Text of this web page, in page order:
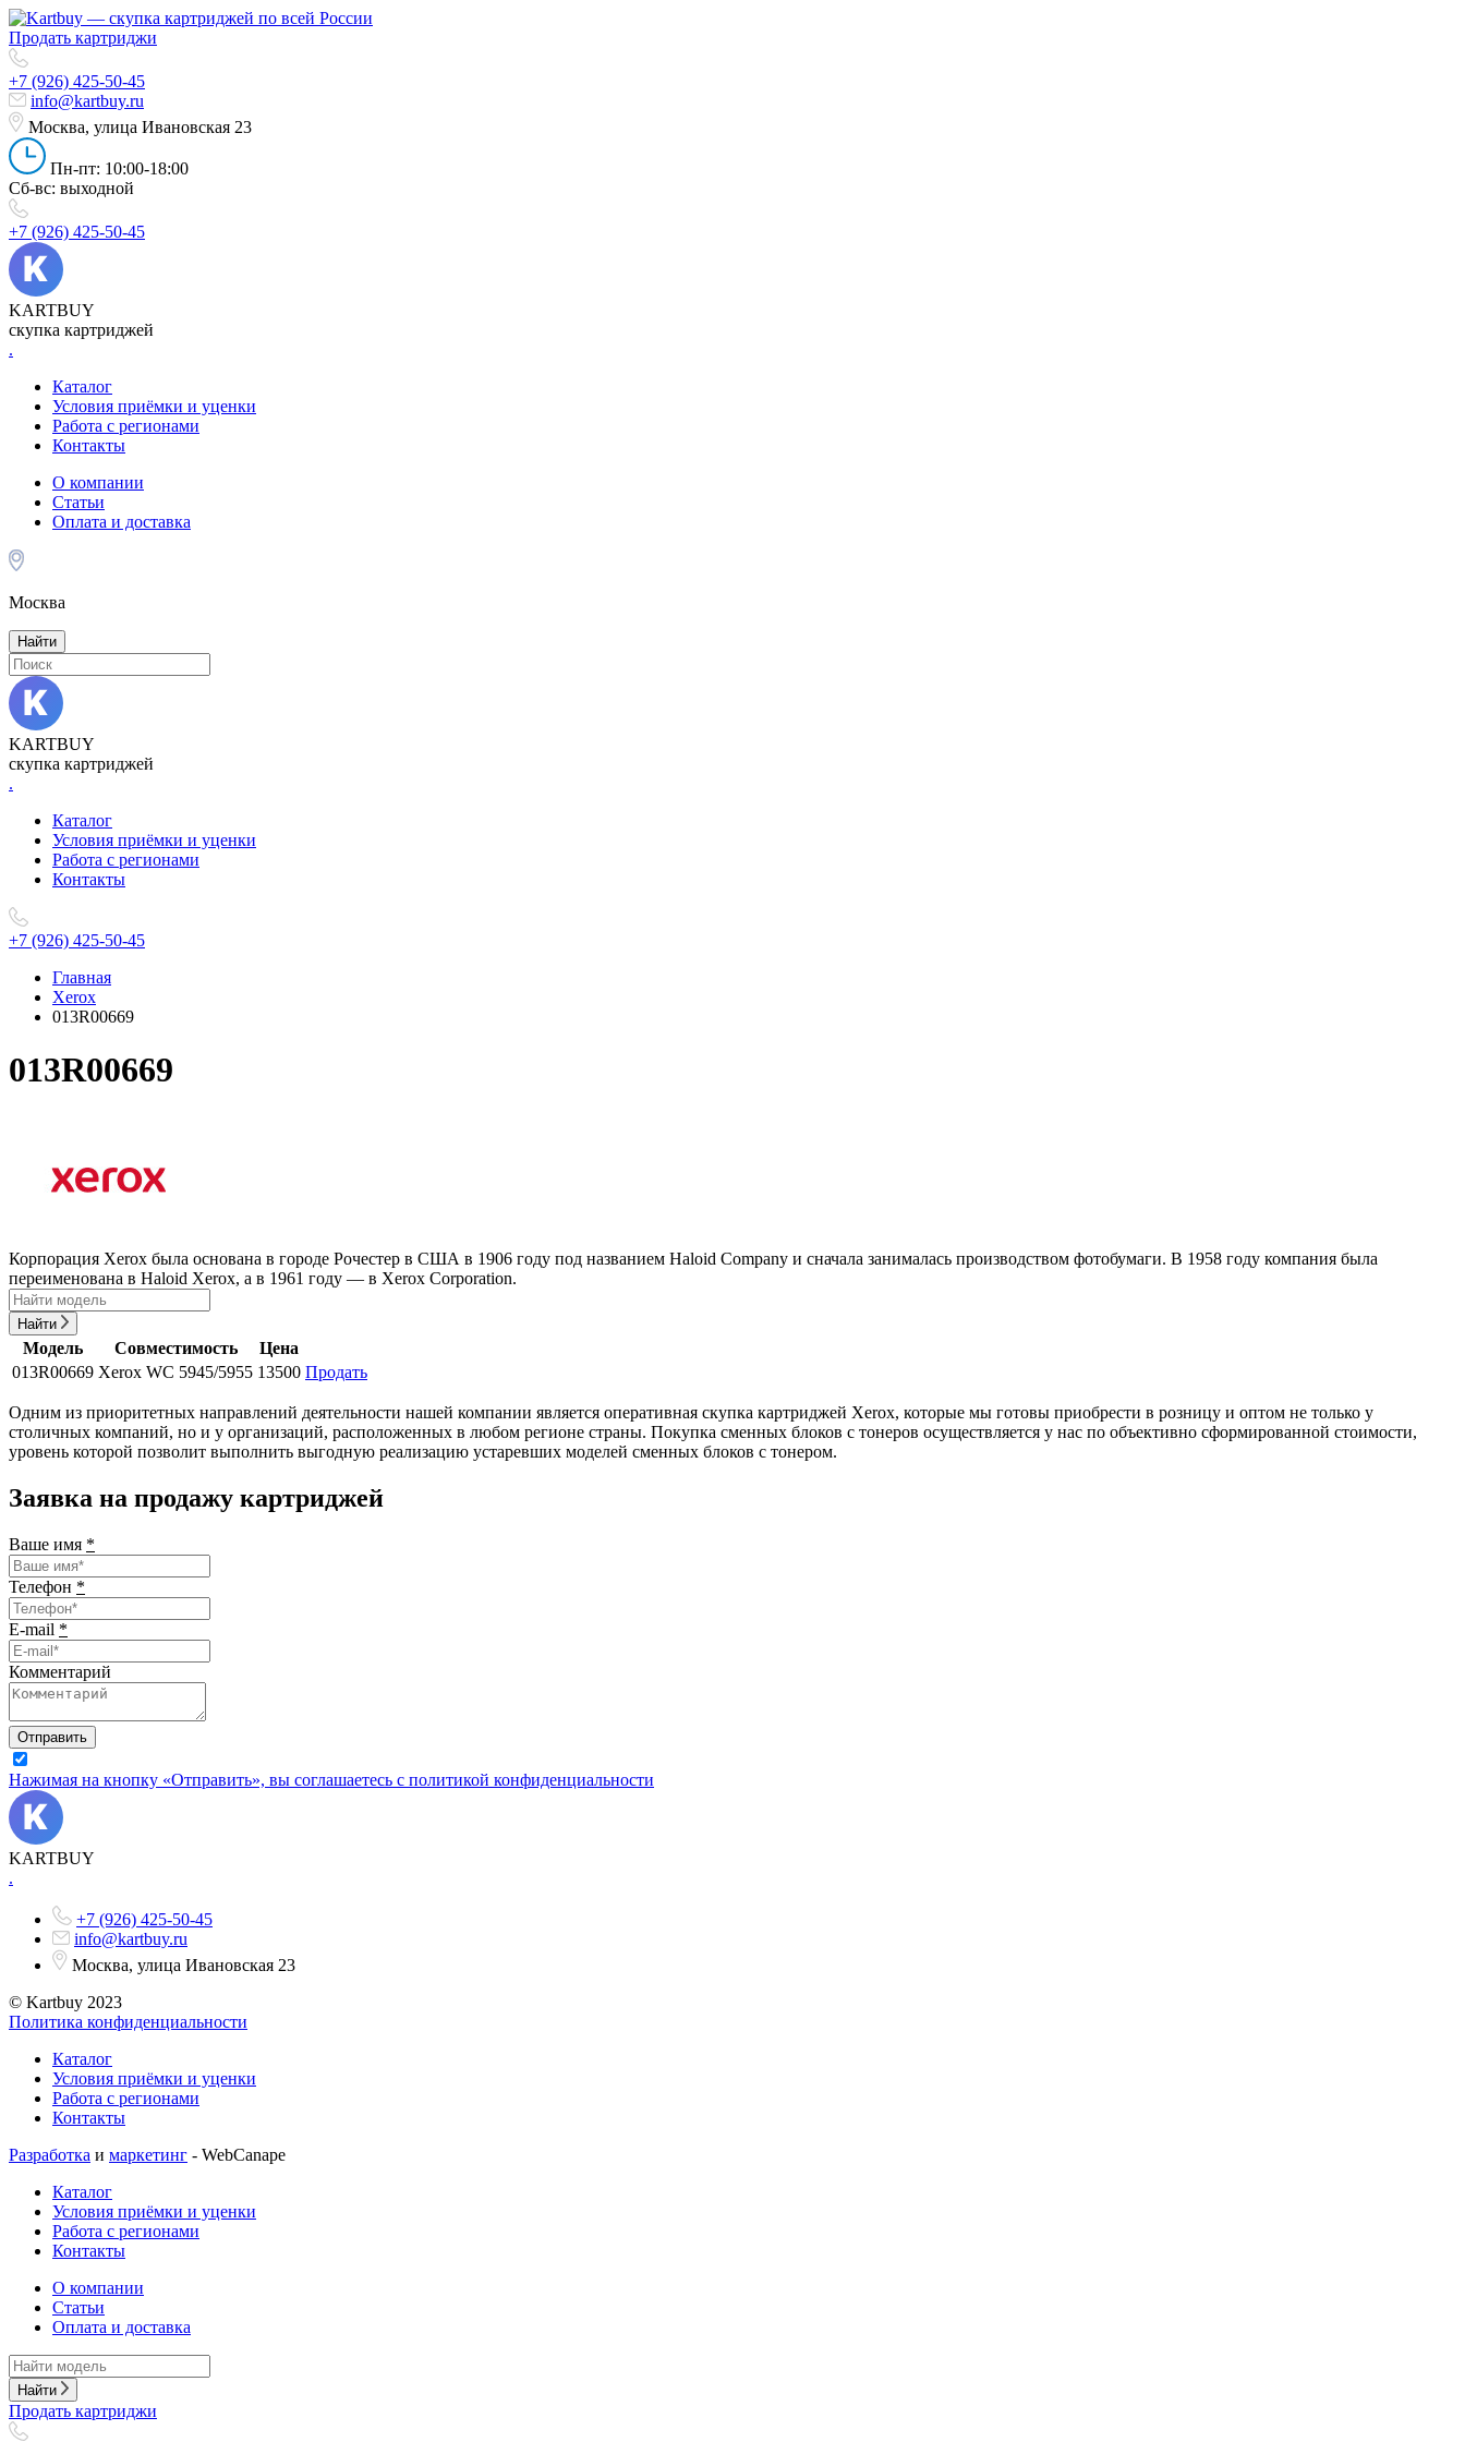
Продать картриджи
+7 (926) 425-50-45
info@kartbuy.ru
Москва, улица Ивановская 23
Пн-пт: 10:00-18:00
Сб-вс: выходной
+7 (926) 425-50-45
KARTBUY
скупка картриджей
.
Каталог
Условия приёмки и уценки
Работа с регионами
Контакты
О компании
Статьи
Оплата и доставка
Москва
Найти
KARTBUY
скупка картриджей
.
Каталог
Условия приёмки и уценки
Работа с регионами
Контакты
+7 (926) 425-50-45
Главная
Xerox
013R00669
013R00669
Корпорация Xerox была основана в городе Рочестер в США в 1906 году под названием Haloid Company и сначала занималась производством фотобумаги. В 1958 году компания была
переименована в Haloid Xerox, а в 1961 году — в Xerox Corporation.
Найти
Модель Совместимость
Цена
013R00669 Xerox WC 5945/5955 13500 Продать
Одним из приоритетных направлений деятельности нашей компании является оперативная скупка картриджей Xerox, которые мы готовы приобрести в розницу и оптом не только у
столичных компаний, но и у организаций, расположенных в любом регионе страны. Покупка сменных блоков с тонеров осуществляется у нас по объективно сформированной стоимости,
уровень которой позволит выполнить выгодную реализацию устаревших моделей сменных блоков с тонером.
Заявка на продажу картриджей
Ваше имя *
Телефон *
E-mail *
Комментарий
Отправить
Нажимая на кнопку «Отправить», вы соглашаетесь с политикой конфиденциальности
KARTBUY
.
+7 (926) 425-50-45
info@kartbuy.ru
Москва, улица Ивановская 23
© Kartbuy 2023
Политика конфиденциальности
Каталог
Условия приёмки и уценки
Работа с регионами
Контакты
Разработка и маркетинг - WebCanape
Каталог
Условия приёмки и уценки
Работа с регионами
Контакты
О компании
Статьи
Оплата и доставка
Найти
Продать картриджи